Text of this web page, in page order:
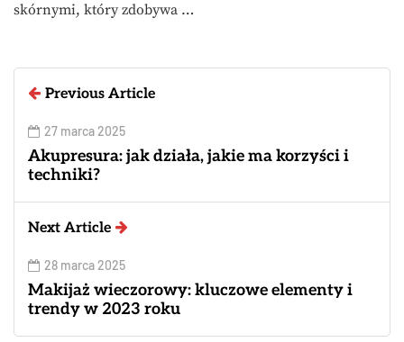
skórnymi, który zdobywa …
Previous Article
27 marca 2025
Akupresura: jak działa, jakie ma korzyści i
techniki?
Next Article
28 marca 2025
Makijaż wieczorowy: kluczowe elementy i
trendy w 2023 roku